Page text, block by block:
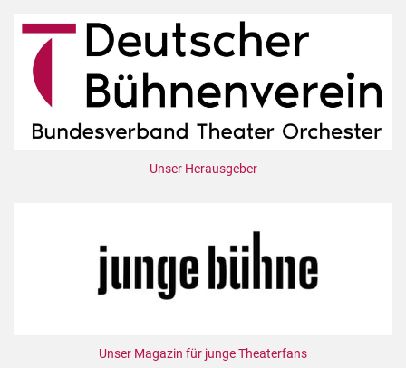
Unser Herausgeber
Unser Magazin für junge Theaterfans